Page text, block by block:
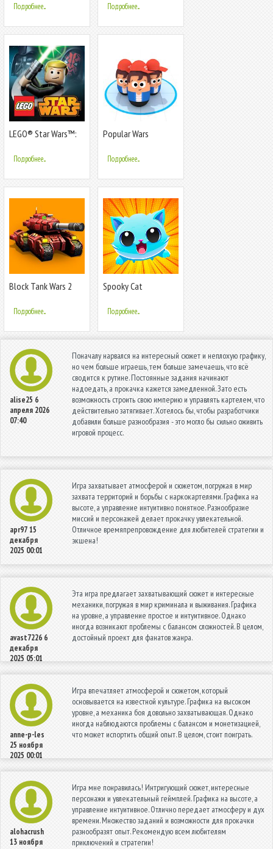
Подробнее... Подробнее...
LEGO® Star Wars™:
Подробнее...
Popular Wars
Подробнее...
Block Tank Wars 2
Подробнее...
Spooky Cat
Подробнее...
alise25 6
апреля 2026
07:40
Поначалу нарвался на интересный сюжет и неплохую графику,
но чем больше играешь, тем больше замечаешь, что всё
сводится к рутине. Постоянные задания начинают
надоедать, а прокачка кажется замедленной. Зато есть
возможность строить свою империю и управлять картелем, что
действительно затягивает. Хотелось бы, чтобы разработчики
добавили больше разнообразия - это могло бы сильно оживить
игровой процесс.
apr9715
декабря
2025 00:01
Игра захватывает атмосферой и сюжетом, погружая в мир
захвата территорий и борьбы с наркокартелями. Графика на
высоте, а управление интуитивно понятное. Разнообразие
миссий и персонажей делает прокачку увлекательной.
Отличное времяпрепровождение для любителей стратегии и
экшена!
avast7226 6
декабря
2025 05:01
Эта игра предлагает захватывающий сюжет и интересные
механики, погружая в мир криминала и выживания. Графика
на уровне, а управление простое и интуитивное. Однако
иногда возникают проблемы с балансом сложностей. В целом,
достойный проект для фанатов жанра.
anne-p-les
25 ноября
2025 00:01
Игра впечатляет атмосферой и сюжетом, который
основывается на известной культуре. Графика на высоком
уровне, а механика боя довольно захватывающая. Однако
иногда наблюдаются проблемы с балансом и монетизацией,
что может испортить общий опыт. В целом, стоит поиграть.
alohacrush
13 ноября
Игра мне понравилась! Интригующий сюжет, интересные
персонажи и увлекательный геймплей. Графика на высоте, а
управление интуитивное. Отлично передает атмосферу и дух
времени. Множество заданий и возможности для прокачки
разнообразят опыт. Рекомендую всем любителям
приключений и стратегии!